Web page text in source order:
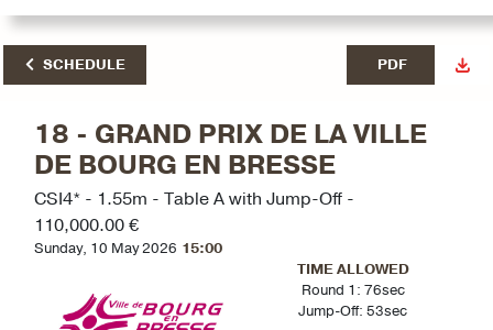
SCHEDULE PDF
18 - GRAND PRIX DE LA VILLE
DE BOURG EN BRESSE
CSI4* - 1.55m - Table A with Jump-Off -
110,000.00 €
Sunday, 10 May 2026 15:00
TIME ALLOWED
Round 1: 76sec
Jump-Off: 53sec